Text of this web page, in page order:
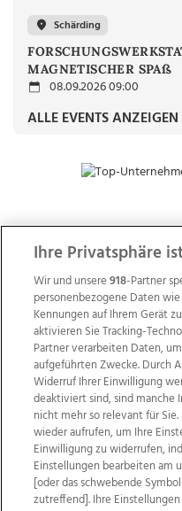
Schärding
MAGNETISCHER SPAß
08.09.2026 09:00
ALLE EVENTS ANZEIGEN
ZUR
Wir über uns
Datenschutz
Ihre Privatsphäre
Wir und unsere918-Partner
personenbezogene Daten
Kennungen auf Ihrem Gerät
aktivieren Sie Tracking-
Partner verarbeiten Daten,
aufgeführten Zwecke. Durch
Widerruf Ihrer Einwilligung
deaktiviert sind, sind manche
nicht mehr so relevant für
wieder aufrufen, um Ihre
Einwilligung zu widerrufen,
Einstellungen bearbeiten am
[oder das schwebende
zutreffend]. Ihre